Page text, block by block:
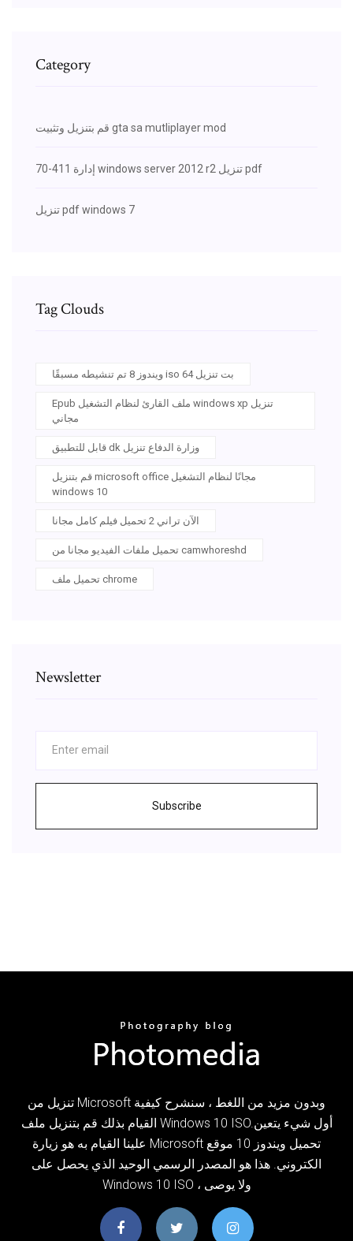
Category
قم بتنزيل وتثبيت gta sa mutliplayer mod
70-411 إدارة windows server 2012 r2 تنزيل pdf
تنزيل pdf windows 7
Tag Clouds
ويندوز 8 تم تنشيطه مسبقًا iso 64 بت تنزيل
Epub ملف القارئ لنظام التشغيل windows xp تنزيل
مجاني
قابل للتطبيق dk وزارة الدفاع تنزيل
قم بتنزيل microsoft office مجانًا لنظام التشغيل
windows 10
الآن تراني 2 تحميل فيلم كامل مجانا
تحميل ملفات الفيديو مجانا من camwhoreshd
تحميل ملف chrome
Newsletter
Subscribe
تنزيل من Microsoft وبدون مزيد من اللغط ، سنشرح كيفية
القيام بذلك قم بتنزيل ملف Windows 10 ISO.أول شيء يتعين
علينا القيام به هو زيارة Microsoft تحميل ويندوز 10 موقع
الكتروني. هذا هو المصدر الرسمي الوحيد الذي يحصل على
Windows 10 ISO ، ولا يوصى